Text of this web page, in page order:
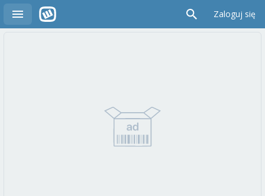
Zaloguj się